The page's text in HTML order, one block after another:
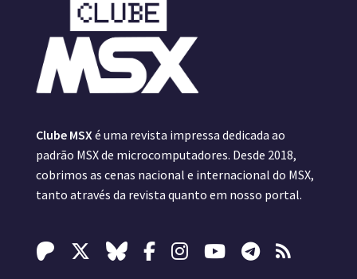
Clube MSX é uma revista impressa dedicada ao
padrão MSX de microcomputadores. Desde 2018,
cobrimos as cenas nacional e internacional do MSX,
tanto através da revista quanto em nosso portal.